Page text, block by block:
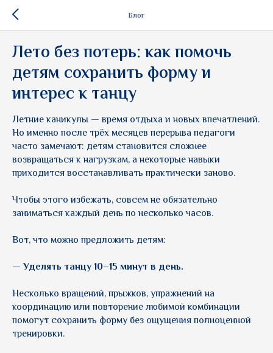
Блог
Лето без потерь: как помочь
детям сохранить форму и
интерес к танцу
Летние каникулы — время отдыха и новых впечатлений.
Но именно после трёх месяцев перерыва педагоги
часто замечают: детям становится сложнее
возвращаться к нагрузкам, а некоторые навыки
приходится восстанавливать практически заново.
Чтобы этого избежать, совсем не обязательно
заниматься каждый день по несколько часов.
Вот, что можно предложить детям:
— Уделять танцу 10–15 минут в день.
Несколько вращений, прыжков, упражнений на
координацию или повторение любимой комбинации
помогут сохранить форму без ощущения полноценной
тренировки.